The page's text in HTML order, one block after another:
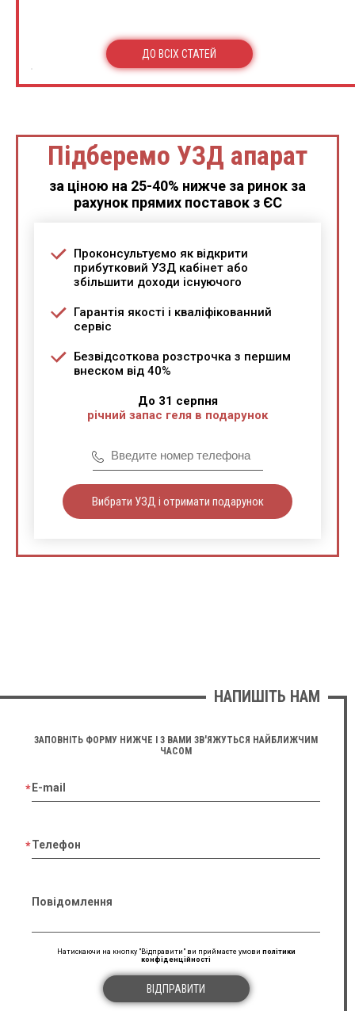
ДО ВСІХ СТАТЕЙ
Підберемо УЗД апарат
за ціною на 25-40% нижче за ринок за
рахунок прямих поставок з ЄС
Проконсультуємо як відкрити
прибутковий УЗД кабінет або
збільшити доходи існуючого
Гарантія якості і кваліфікованний
сервіс
Безвідсоткова розстрочка з першим
внеском від 40%
До 31 серпня
річний запас геля в подарунок
Вибрати УЗД і отримати подарунок
НАПИШІТЬ НАМ
ЗАПОВНІТЬ ФОРМУ НИЖЧЕ І З ВАМИ ЗВ'ЯЖУТЬСЯ НАЙБЛИЖЧИМ
ЧАСОМ
E-mail
Телефон
Повідомлення
Натискаючи на кнопку "Відправити" ви приймаєте умови політики
конфіденційності
ВІДПРАВИТИ